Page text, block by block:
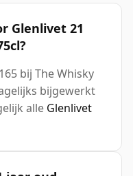
Glenlivet 21
bij The Whisky
bijgewerkt
alle Glenlivet